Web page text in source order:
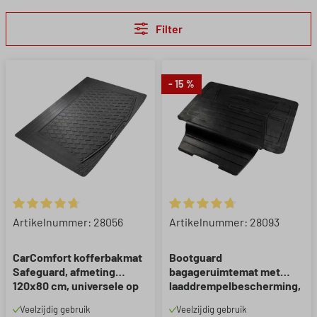
Filter
Gemiddelde waardering van 4.8 van 5 sterren
Artikelnummer: 28056
CarComfort kofferbakmat
Safeguard, afmeting
120x80 cm, universele op
auto, universele
Veelzijdig gebruik
- 15 %
Gemiddelde waardering van
Artikelnummer: 28093
Bootguard
bagageruimtemat met
laaddrempelbescherming,
bagageruimtebak met
Veelzijdig gebruik